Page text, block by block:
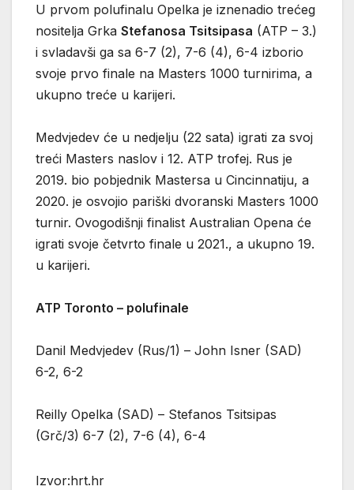
U prvom polufinalu Opelka je iznenadio trećeg
nositelja Grka Stefanosa Tsitsipasa (ATP – 3.)
i svladavši ga sa 6-7 (2), 7-6 (4), 6-4 izborio
svoje prvo finale na Masters 1000 turnirima, a
ukupno treće u karijeri.
Medvjedev će u nedjelju (22 sata) igrati za svoj
treći Masters naslov i 12. ATP trofej. Rus je
2019. bio pobjednik Mastersa u Cincinnatiju, a
2020. je osvojio pariški dvoranski Masters 1000
turnir. Ovogodišnji finalist Australian Opena će
igrati svoje četvrto finale u 2021., a ukupno 19.
u karijeri.
ATP Toronto – polufinale
Danil Medvjedev (Rus/1) – John Isner (SAD)
6-2, 6-2
Reilly Opelka (SAD) – Stefanos Tsitsipas
(Grč/3) 6-7 (2), 7-6 (4), 6-4
Izvor:hrt.hr